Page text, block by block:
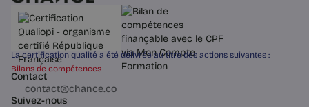
émotionnelle et compassion
cognitive, et pourquoi elle compte.
4 min
La certification qualité a été délivrée au titre des actions suivantes :
Bilans de compétences
Contact
03 60 84 01 14
contact@chance.co
Suivez-nous